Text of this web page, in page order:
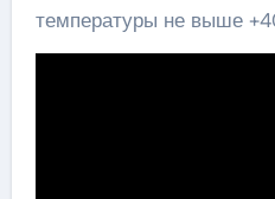
температуры не выше